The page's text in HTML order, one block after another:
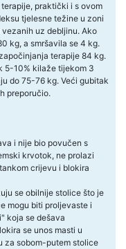
praktički i s ovom
tjelesne težine u zoni
uz debljinu. Ako
kg, a smršavila se 4 kg.
terapije 84 kg.
5-10% kilaže tijekom 3
do 75-76 kg. Veći gubitak
preporučio.
i nije bio povučen s
krvotok, ne prolazi
crijevu i blokira
se obilnije stolice što je
mogu biti proljevaste i
koja se dešava
se unos masti u
za sobom-putem stolice